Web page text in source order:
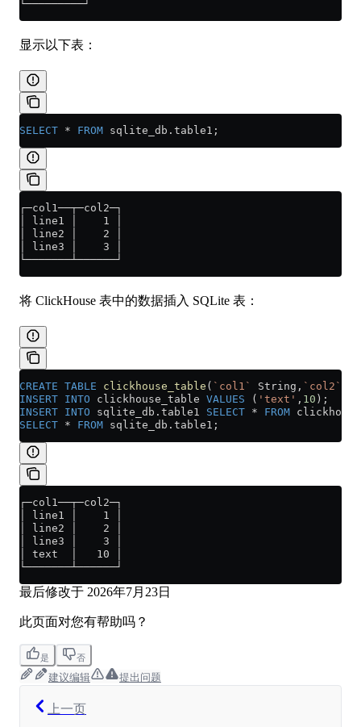
└─────────┘
显示以下表：
SELECT * FROM sqlite_db . table1 ;
┌─col1──┬─col2─┐
│ line1 │    1 │
│ line2 │    2 │
│ line3 │    3 │
└───────┴──────┘
将 ClickHouse 表中的数据插入 SQLite 表：
CREATE TABLE clickhouse_table ( `col1` String, `col2`
INSERT INTO clickhouse_table VALUES ( 'text' , 10 );
INSERT INTO sqlite_db . table1 SELECT * FROM
SELECT * FROM sqlite_db . table1 ;
┌─col1──┬─col2─┐
│ line1 │    1 │
│ line2 │    2 │
│ line3 │    3 │
│ text  │   10 │
└───────┴──────┘
最后修改于 2026年7月23日
此页面对您有帮助吗？
是 否
建议编辑 提出问题
上一页